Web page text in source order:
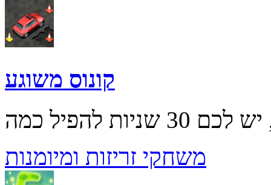
קונוס משוגע
משחקי זריזות ומיומנות